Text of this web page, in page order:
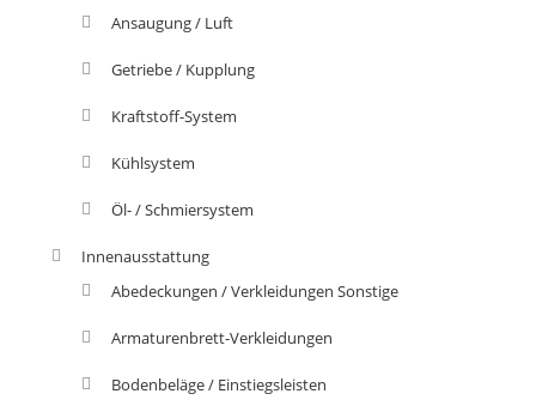
Ansaugung / Luft
Getriebe / Kupplung
Kraftstoff-System
Kühlsystem
Öl- / Schmiersystem
Innenausstattung
Abedeckungen / Verkleidungen Sonstige
Armaturenbrett-Verkleidungen
Bodenbeläge / Einstiegsleisten